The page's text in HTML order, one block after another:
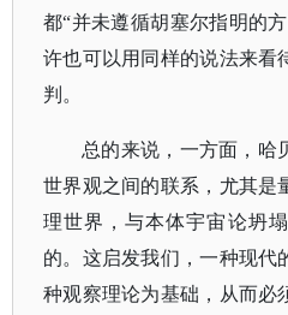
都“并未遵循胡塞尔指明的
许也可以用同样的说法来看
判。
总的来说，一方面，哈
世界观之间的联系，尤其是
理世界，与本体宇宙论坍
的。这启发我们，一种现代
种观察理论为基础，从而必